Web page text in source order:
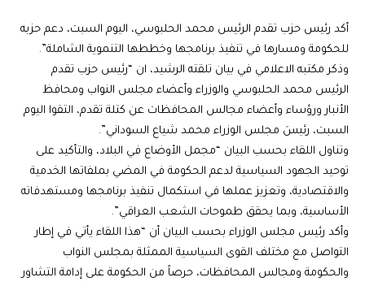
أكد رئيس حزب تقدم الرئيس محمد الحلبوسي، اليوم السبت، دعم حزبه
للحكومة ومسارها في تنفيذ برنامجها وخططها التنموية الشاملة”.
وذكر مكتبه الاعلامي في بيان تلقته الرشيد، ان “رئيس حزب تقدم
الرئيس محمد الحلبوسي والوزراء وأعضاء مجلس النواب ومحافظ
الأنبار ورؤساء وأعضاء مجالس المحافظات عن كتلة تقدم، التقوا اليوم
السبت، رئيسَ مجلس الوزراء محمد شياع السوداني”.
وتناول اللقاء بحسب البيان “مجمل الأوضاع في البلاد، والتأكيد على
توحيد الجهود السياسية لدعم الحكومة في المضي بملفاتها الخدمية
والاقتصادية، وتعزيز عملها في استكمال تنفيذ برنامجها ومستهدفاته
الأساسية، وبما يحقق طموحات الشعب العراقي”.
وأكد رئيس مجلس الوزراء بحسب البيان أن “هذا اللقاء يأتي في إطار
التواصل مع مختلف القوى السياسية الممثلة بمجلس النواب
والحكومة ومجالس المحافظات، حرصاً من الحكومة على إدامة التشاور